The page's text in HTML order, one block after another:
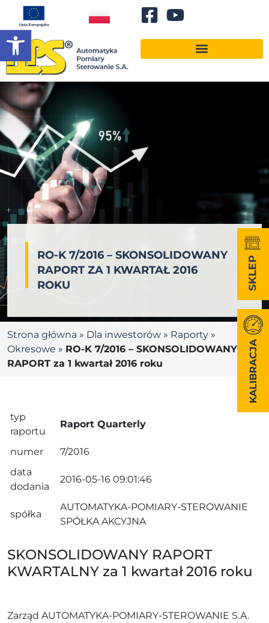
Otwórz pasek narzędzi
RO-K 7/2016 – SKONSOLIDOWANY
RAPORT ZA 1 KWARTAŁ 2016
ROKU
Strona główna » Dla inwestorów » Raporty »
Okresowe » RO-K 7/2016 – SKONSOLIDOWANY
RAPORT za 1 kwartał 2016 roku
typ
raportu
Raport Quarterly
numer
7/2016
data
dodania
2016-05-16 09:01:46
spółka
AUTOMATYKA-POMIARY-STEROWANIE
SPÓŁKA AKCYJNA
SKONSOLIDOWANY RAPORT
KWARTALNY za 1 kwartał 2016 roku
Zarząd AUTOMATYKA-POMIARY-STEROWANIE S.A.
KALIBRACJA